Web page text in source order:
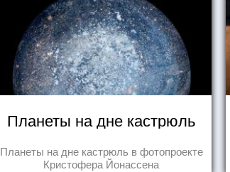
Планеты на дне кастрюль
Планеты на дне кастрюль в фотопроекте
Кристофера Йонассена